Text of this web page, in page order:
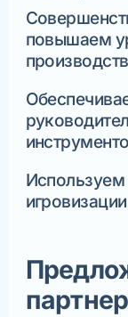
повышаем
Используем